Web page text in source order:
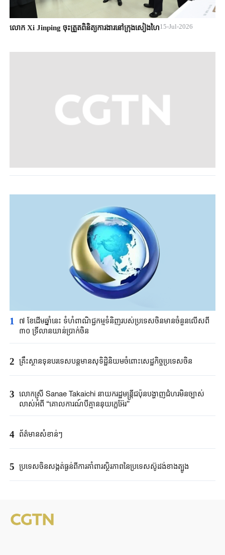
លោក Xi Jinping ចុះត្រួតពិនិត្យការងារនៅក្រុងសៀងហៃ15-Jul-2026
1
៧ ខែដើមឆ្នាំនេះ ទំហំពាណិជ្ជកម្មទំនិញរបស់ប្រទេសចិនមានចំនួនលើសពី
៣០ ទ្រីលានយាន់ប្រាក់ចិន
2 គ្រឹះស្ថាន​ទុនបរទេស​បន្តមាន​សុទិដ្ឋិនិយម​ចំពោះសេដ្ឋកិច្ច​ប្រទេសចិន​​
3 លោកស្រី Sanae ​Takaichi ​នាយករដ្ឋមន្ត្រី​ជប៉ុន​បង្ហាញជំហរមិន​ច្បាស់​
លាស់​អំពី ​“គោលការណ៍បី​គ្មាននុយក្លេអ៊ែរ​”​
4 ព័ត៌មានសំខាន់ៗ
5 ប្រទេសចិនសង្កត់ធ្ងន់ពីការគាំពារស្ថិរភាពនៃប្រទេសស៊ូដង់ខាងត្បូង